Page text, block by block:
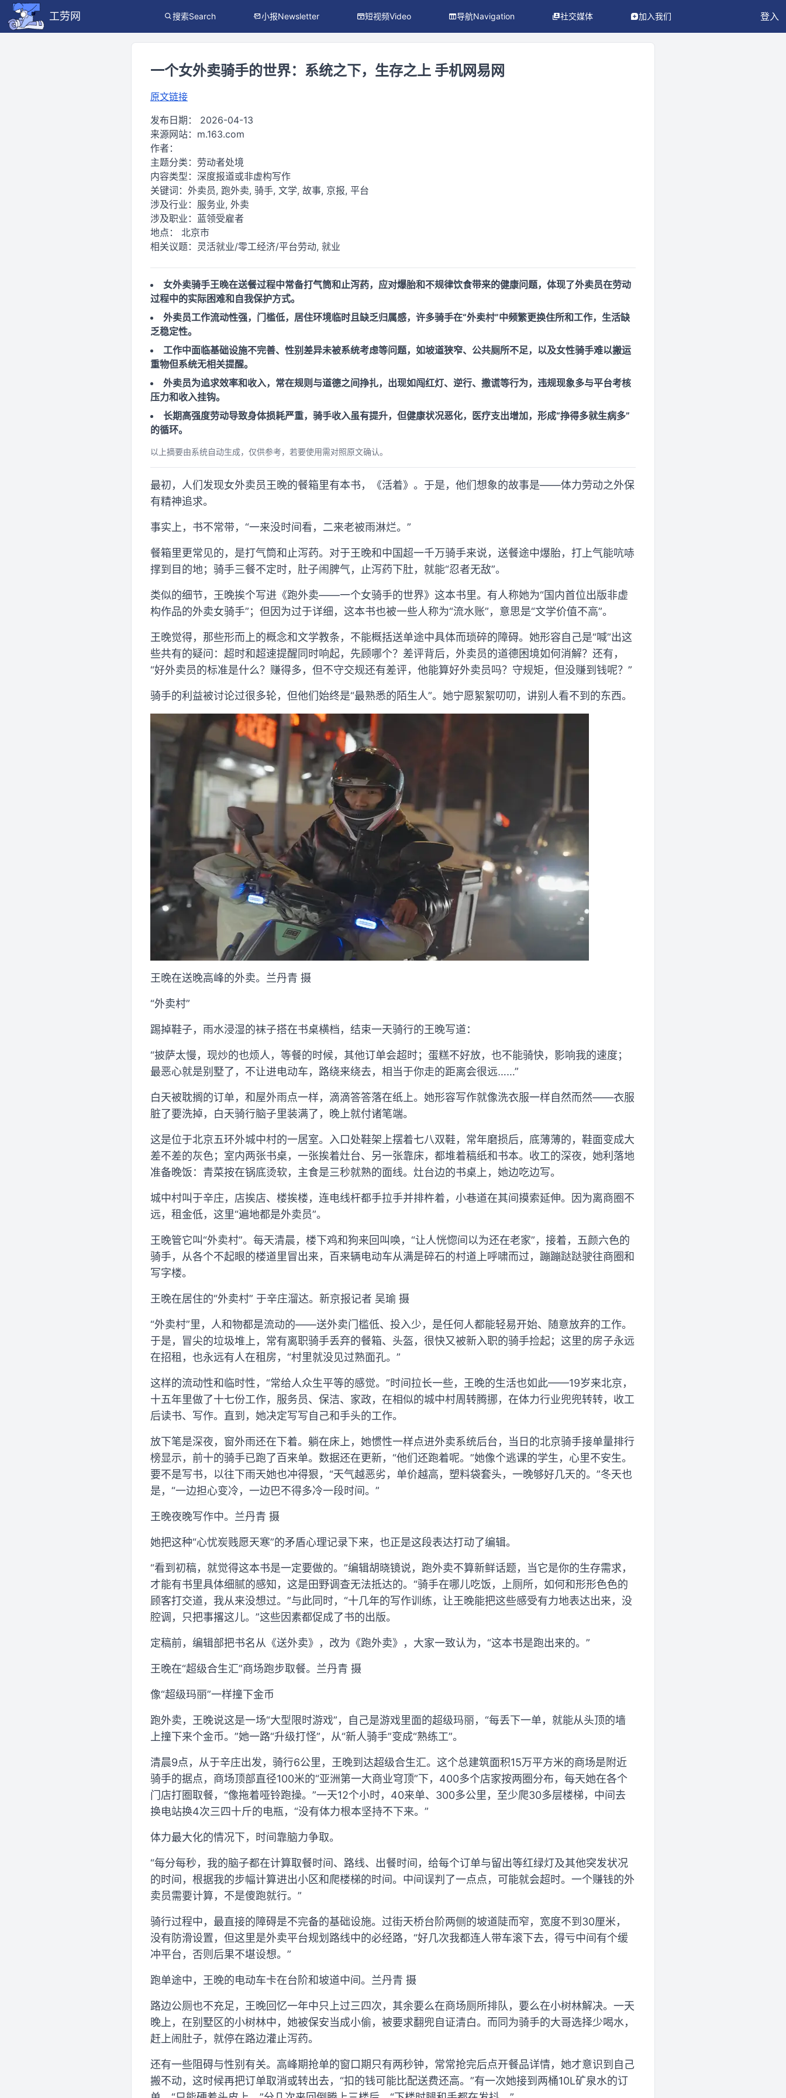
工劳网 搜索Search 小报Newsletter 短视频Video 导航Navigation 社交媒体 加入我们 登入
一个女外卖骑手的世界：系统之下，生存之上 手机网易网
原文链接
发布日期： 2026-04-13
来源网站： m.163.com
作者：
主题分类： 劳动者处境
内容类型： 深度报道或非虚构写作
关键词： 外卖员, 跑外卖, 骑手, 文学, 故事, 京报, 平台
涉及行业： 服务业, 外卖
涉及职业： 蓝领受雇者
地点： 北京市
相关议题： 灵活就业/零工经济/平台劳动, 就业
女外卖骑手王晚在送餐过程中常备打气筒和止泻药，应对爆胎和不规律饮食带来的健康问题，体现了外卖员在劳动
过程中的实际困难和自我保护方式。
外卖员工作流动性强，门槛低，居住环境临时且缺乏归属感，许多骑手在“外卖村”中频繁更换住所和工作，生活缺
乏稳定性。
工作中面临基础设施不完善、性别差异未被系统考虑等问题，如坡道狭窄、公共厕所不足，以及女性骑手难以搬运
重物但系统无相关提醒。
外卖员为追求效率和收入，常在规则与道德之间挣扎，出现如闯红灯、逆行、撒谎等行为，违规现象多与平台考核
压力和收入挂钩。
长期高强度劳动导致身体损耗严重，骑手收入虽有提升，但健康状况恶化，医疗支出增加，形成“挣得多就生病多”
的循环。
以上摘要由系统自动生成，仅供参考，若要使用需对照原文确认。
最初，人们发现女外卖员王晚的餐箱里有本书，《活着》。于是，他们想象的故事是——体力劳动之外保
有精神追求。
事实上，书不常带，“一来没时间看，二来老被雨淋烂。”
餐箱里更常见的，是打气筒和止泻药。对于王晚和中国超一千万骑手来说，送餐途中爆胎，打上气能吭哧
撑到目的地；骑手三餐不定时，肚子闹脾气，止泻药下肚，就能“忍者无敌”。
类似的细节，王晚挨个写进《跑外卖——一个女骑手的世界》这本书里。有人称她为“国内首位出版非虚
构作品的外卖女骑手”；但因为过于详细，这本书也被一些人称为“流水账”，意思是“文学价值不高”。
王晚觉得，那些形而上的概念和文学教条，不能概括送单途中具体而琐碎的障碍。她形容自己是“喊”出这
些共有的疑问：超时和超速提醒同时响起，先顾哪个？差评背后，外卖员的道德困境如何消解？还有，
“好外卖员的标准是什么？赚得多，但不守交规还有差评，他能算好外卖员吗？守规矩，但没赚到钱呢？”
骑手的利益被讨论过很多轮，但他们始终是“最熟悉的陌生人”。她宁愿絮絮叨叨，讲别人看不到的东西。
王晚在送晚高峰的外卖。兰丹青 摄
“外卖村”
踢掉鞋子，雨水浸湿的袜子搭在书桌横档，结束一天骑行的王晚写道：
“披萨太慢，现炒的也烦人，等餐的时候，其他订单会超时；蛋糕不好放，也不能骑快，影响我的速度；
最恶心就是别墅了，不让进电动车，路绕来绕去，相当于你走的距离会很远……”
白天被耽搁的订单，和屋外雨点一样，滴滴答答落在纸上。她形容写作就像洗衣服一样自然而然——衣服
脏了要洗掉，白天骑行脑子里装满了，晚上就付诸笔端。
这是位于北京五环外城中村的一居室。入口处鞋架上摆着七八双鞋，常年磨损后，底薄薄的，鞋面变成大
差不差的灰色；室内两张书桌，一张挨着灶台、另一张靠床，都堆着稿纸和书本。收工的深夜，她利落地
准备晚饭：青菜按在锅底烫软，主食是三秒就熟的面线。灶台边的书桌上，她边吃边写。
城中村叫于辛庄，店挨店、楼挨楼，连电线杆都手拉手并排杵着，小巷道在其间摸索延伸。因为离商圈不
远，租金低，这里“遍地都是外卖员”。
王晚管它叫“外卖村”。每天清晨，楼下鸡和狗来回叫唤，“让人恍惚间以为还在老家”，接着，五颜六色的
骑手，从各个不起眼的楼道里冒出来，百来辆电动车从满是碎石的村道上呼啸而过，蹦蹦跶跶驶往商圈和
写字楼。
王晚在居住的“外卖村” 于辛庄溜达。新京报记者 吴瑜 摄
“外卖村”里，人和物都是流动的——送外卖门槛低、投入少，是任何人都能轻易开始、随意放弃的工作。
于是，冒尖的垃圾堆上，常有离职骑手丢弃的餐箱、头盔，很快又被新入职的骑手捡起；这里的房子永远
在招租，也永远有人在租房，“村里就没见过熟面孔。”
这样的流动性和临时性，“常给人众生平等的感觉。”时间拉长一些，王晚的生活也如此——19岁来北京，
十五年里做了十七份工作，服务员、保洁、家政，在相似的城中村周转腾挪，在体力行业兜兜转转，收工
后读书、写作。直到，她决定写写自己和手头的工作。
放下笔是深夜，窗外雨还在下着。躺在床上，她惯性一样点进外卖系统后台，当日的北京骑手接单量排行
榜显示，前十的骑手已跑了百来单。数据还在更新，“他们还跑着呢。”她像个逃课的学生，心里不安生。
要不是写书，以往下雨天她也冲得狠，“天气越恶劣，单价越高，塑料袋套头，一晚够好几天的。”冬天也
是，“一边担心变冷，一边巴不得多冷一段时间。”
王晚夜晚写作中。兰丹青 摄
她把这种“心忧炭贱愿天寒”的矛盾心理记录下来，也正是这段表达打动了编辑。
“看到初稿，就觉得这本书是一定要做的。”编辑胡晓镜说，跑外卖不算新鲜话题，当它是你的生存需求，
才能有书里具体细腻的感知，这是田野调查无法抵达的。“骑手在哪儿吃饭，上厕所，如何和形形色色的
顾客打交道，我从来没想过。”与此同时，“十几年的写作训练，让王晚能把这些感受有力地表达出来，没
腔调，只把事撂这儿。”这些因素都促成了书的出版。
定稿前，编辑部把书名从《送外卖》，改为《跑外卖》，大家一致认为，“这本书是跑出来的。”
王晚在“超级合生汇”商场跑步取餐。兰丹青 摄
像“超级玛丽”一样撞下金币
跑外卖，王晚说这是一场“大型限时游戏”，自己是游戏里面的超级玛丽，“每丢下一单，就能从头顶的墙
上撞下来个金币。”她一路“升级打怪”，从“新人骑手”变成“熟练工”。
清晨9点，从于辛庄出发，骑行6公里，王晚到达超级合生汇。这个总建筑面积15万平方米的商场是附近
骑手的据点，商场顶部直径100米的“亚洲第一大商业穹顶”下，400多个店家按两圈分布，每天她在各个
门店打圈取餐，“像拖着哑铃跑操。”一天12个小时，40来单、300多公里，至少爬30多层楼梯，中间去
换电站换4次三四十斤的电瓶，“没有体力根本坚持不下来。”
体力最大化的情况下，时间靠脑力争取。
“每分每秒，我的脑子都在计算取餐时间、路线、出餐时间，给每个订单与留出等红绿灯及其他突发状况
的时间，根据我的步幅计算进出小区和爬楼梯的时间。中间误判了一点点，可能就会超时。一个赚钱的外
卖员需要计算，不是傻跑就行。”
骑行过程中，最直接的障碍是不完备的基础设施。过街天桥台阶两侧的坡道陡而窄，宽度不到30厘米，
没有防滑设置，但这里是外卖平台规划路线中的必经路，“好几次我都连人带车滚下去，得亏中间有个缓
冲平台，否则后果不堪设想。”
跑单途中，王晚的电动车卡在台阶和坡道中间。兰丹青 摄
路边公厕也不充足，王晚回忆一年中只上过三四次，其余要么在商场厕所排队，要么在小树林解决。一天
晚上，在别墅区的小树林中，她被保安当成小偷，被要求翻兜自证清白。而同为骑手的大哥选择少喝水，
赶上闹肚子，就停在路边灌止泻药。
还有一些阻碍与性别有关。高峰期抢单的窗口期只有两秒钟，常常抢完后点开餐品详情，她才意识到自己
搬不动，这时候再把订单取消或转出去，“扣的钱可能比配送费还高。”有一次她接到两桶10L矿泉水的订